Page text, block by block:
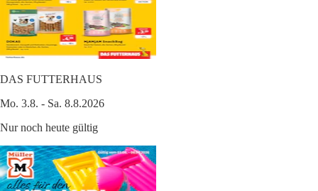
DAS FUTTERHAUS
Mo. 3.8. - Sa. 8.8.2026
Nur noch heute gültig